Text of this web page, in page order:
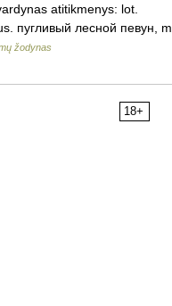
atitikmenys: lot.
пугливый лесной певун, m
žodynas
18+